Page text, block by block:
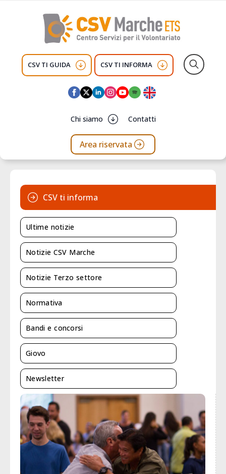
CSV TI GUIDA CSV TI INFORMA
Chi siamo Contatti
Area riservata
CSV ti informa
Ultime notizie
Notizie CSV Marche
Notizie Terzo settore
Normativa
Bandi e concorsi
Giovo
Newsletter